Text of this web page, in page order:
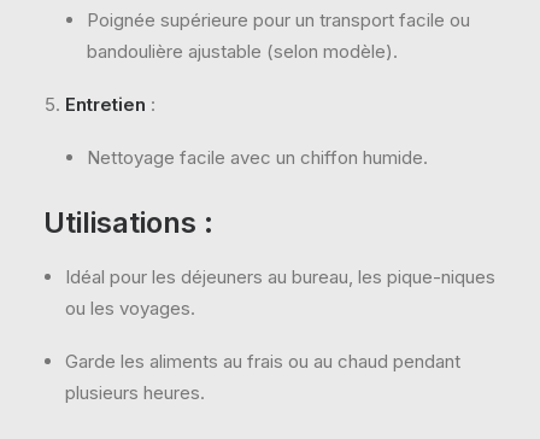
Poignée supérieure pour un transport facile ou
bandoulière ajustable (selon modèle).
Entretien :
Nettoyage facile avec un chiffon humide.
Utilisations :
Idéal pour les déjeuners au bureau, les pique-niques
ou les voyages.
Garde les aliments au frais ou au chaud pendant
plusieurs heures.